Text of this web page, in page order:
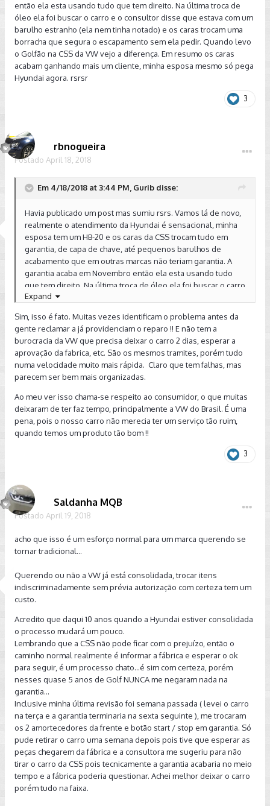
então ela esta usando tudo que tem direito. Na última troca de
óleo ela foi buscar o carro e o consultor disse que estava com um
barulho estranho (ela nem tinha notado) e os caras trocam uma
borracha que segura o escapamento sem ela pedir. Quando levo
o Golfão na CSS da VW vejo a diferença. Em resumo os caras
acabam ganhando mais um cliente, minha esposa mesmo só pega
Hyundai agora. rsrsr
3
rbnogueira
Postado April 18, 2018
Em 4/18/2018 at 3:44 PM, Gurib disse:
Havia publicado um post mas sumiu rsrs. Vamos lá de novo,
realmente o atendimento da Hyundai é sensacional, minha
esposa tem um HB-20 e os caras da CSS trocam tudo em
garantia, de capa de chave, até pequenos barulhos de
acabamento que em outras marcas não teriam garantia. A
garantia acaba em Novembro então ela esta usando tudo
que tem direito. Na última troca de óleo ela foi buscar o carro
e o consultor disse que estava com um barulho estranho
segura o escapamento sem ela pedir. Quando levo o Golfão
na CSS da VW vejo a diferença. Em resumo os caras acabam
ganhando mais um cliente, minha esposa mesmo só pega
Hyundai agora. rsrsr
Expand
Sim, isso é fato. Muitas vezes identificam o problema antes da
gente reclamar a já providenciam o reparo !! E não tem a
burocracia da VW que precisa deixar o carro 2 dias, esperar a
aprovação da fabrica, etc. São os mesmos tramites, porém tudo
numa velocidade muito mais rápida. Claro que tem falhas, mas
parecem ser bem mais organizadas.
Ao meu ver isso chama-se respeito ao consumidor, o que muitas
deixaram de ter faz tempo, principalmente a VW do Brasil. É uma
pena, pois o nosso carro não merecia ter um serviço tão ruim,
quando temos um produto tão bom !!
3
Saldanha MQB
Postado April 19, 2018
acho que isso é um esforço normal para um marca querendo se
tornar tradicional...
Querendo ou não a VW já está consolidada, trocar itens
indiscriminadamente sem prévia autorização com certeza tem um
custo.
Acredito que daqui 10 anos quando a Hyundai estiver consolidada
o processo mudará um pouco.
Lembrando que a CSS não pode ficar com o prejuízo, então o
caminho normal realmente é informar a fábrica e esperar o ok
para seguir, é um processo chato...é sim com certeza, porém
nesses quase 5 anos de Golf NUNCA me negaram nada na
garantia...
Inclusive minha última revisão foi semana passada ( levei o carro
na terça e a garantia terminaria na sexta seguinte ), me trocaram
os 2 amortecedores da frente e botão start / stop em garantia. Só
pude retirar o carro uma semana depois pois tive que esperar as
peças chegarem da fábrica e a consultora me sugeriu para não
tirar o carro da CSS pois tecnicamente a garantia acabaria no meio
tempo e a fábrica poderia questionar. Achei melhor deixar o carro
porém tudo na faixa.